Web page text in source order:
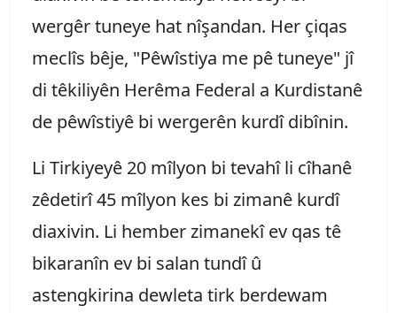
wergêr tuneye hat nîşandan. Her çiqas
meclîs bêje, "Pêwîstiya me pê tuneye" jî
di têkiliyên Herêma Federal a Kurdistanê
de pêwîstiyê bi wergerên kurdî dibînin.
Li Tirkiyeyê 20 mîlyon bi tevahî li cîhanê
zêdetirî 45 mîlyon kes bi zimanê kurdî
diaxivin. Li hember zimanekî ev qas tê
bikaranîn ev bi salan tundî û
astengkirina dewleta tirk berdewam